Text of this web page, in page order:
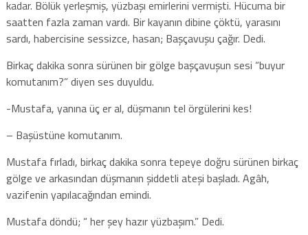
kadar. Bölük yerleşmiş, yüzbaşı emirlerini vermişti. Hücuma bir
saatten fazla zaman vardı. Bir kayanın dibine çöktü, yarasını
sardı, habercisine sessizce, hasan; Başçavuşu çağır. Dedi.
Birkaç dakika sonra sürünen bir gölge başçavuşun sesi “buyur
komutanım?” diyen ses duyuldu.
-Mustafa, yanına üç er al, düşmanın tel örgülerini kes!
– Başüstüne komutanım.
Mustafa fırladı, birkaç dakika sonra tepeye doğru sürünen birkaç
gölge ve arkasından düşmanın şiddetli ateşi başladı. Agâh,
vazifenin yapılacağından emindi.
Mustafa döndü; “ her şey hazır yüzbaşım.” Dedi.